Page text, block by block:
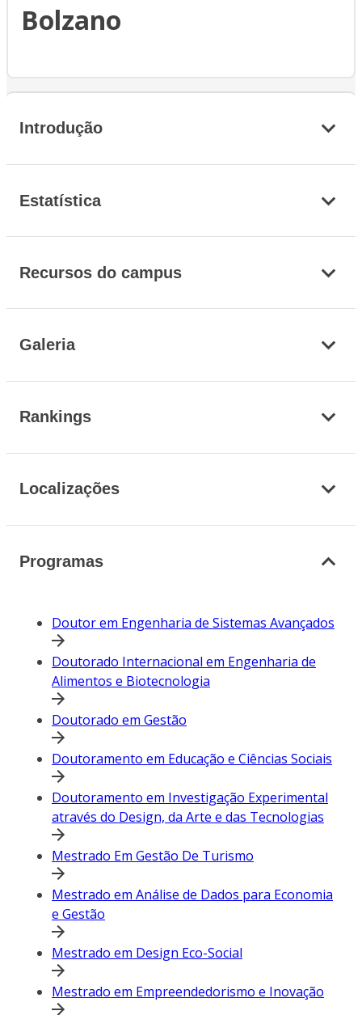
Bolzano
Introdução
Estatística
Recursos do campus
Galeria
Rankings
Localizações
Programas
Doutor em Engenharia de Sistemas Avançados
Doutorado Internacional em Engenharia de
Alimentos e Biotecnologia
Doutorado em Gestão
Doutoramento em Educação e Ciências Sociais
Doutoramento em Investigação Experimental
através do Design, da Arte e das Tecnologias
Mestrado Em Gestão De Turismo
Mestrado em Análise de Dados para Economia
e Gestão
Mestrado em Design Eco-Social
Mestrado em Empreendedorismo e Inovação